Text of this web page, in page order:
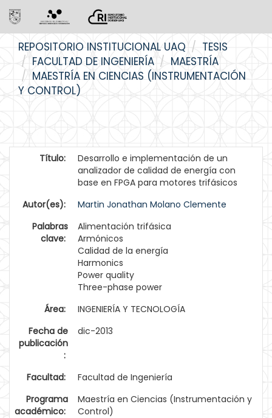
navigation
REPOSITORIO INSTITUCIONAL UAQ
TESIS
FACULTAD DE INGENIERÍA
MAESTRÍA
MAESTRÍA EN CIENCIAS (INSTRUMENTACIÓN
Y CONTROL)
Título:
Desarrollo e implementación de un
analizador de calidad de energía con
base en FPGA para motores trifásicos
Autor(es):
Martin Jonathan Molano Clemente
Palabras
clave:
Alimentación trifásica
Armónicos
Calidad de la energía
Harmonics
Power quality
Three-phase power
Área:
INGENIERÍA Y TECNOLOGÍA
Fecha de
publicación
:
dic-2013
Facultad:
Facultad de Ingeniería
Programa
académico:
Maestría en Ciencias (Instrumentación y
Control)